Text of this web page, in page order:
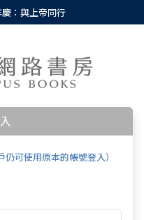
：與上帝同行
可使用原本的帳號登入）